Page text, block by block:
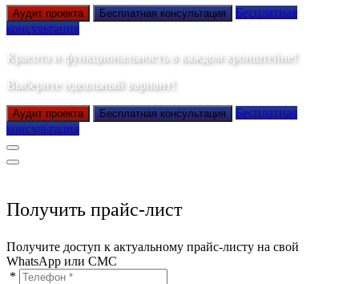
Аудит проекта Бесплатная консультация
Бесплатная
консультация
Красота и функциональность в каждом кронштейне!
Выберите идеальный вариант!
Аудит проекта Бесплатная консультация
Бесплатная
консультация
Получить прайс-лист
Получите доступ к актуальному прайс-листу на свой
WhatsApp или СМС
*